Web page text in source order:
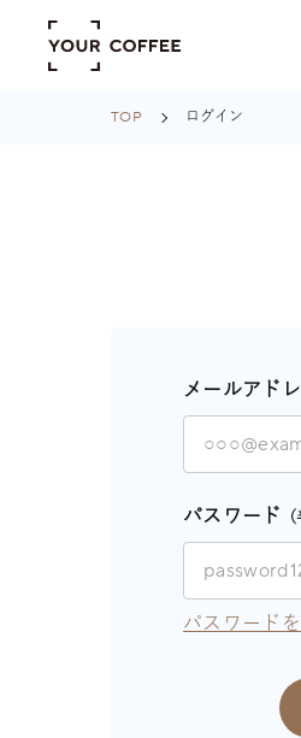
TOP ログイン
メールアド
パスワード
パスワード